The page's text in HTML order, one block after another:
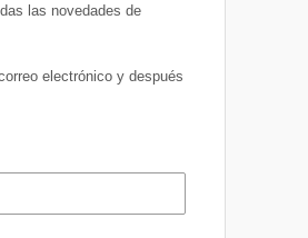
las novedades de
electrónico y después